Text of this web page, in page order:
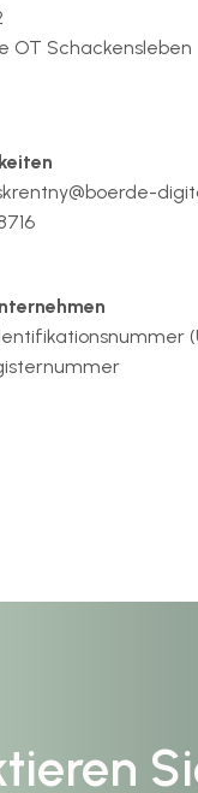
OT Schackensleben